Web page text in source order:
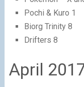
Pochi & Kuro 1
Biorg Trinity 8
Drifters 8
April